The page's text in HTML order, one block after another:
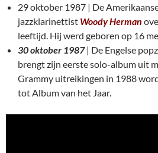
29 oktober 1987 | De
jazzklarinettist Woody Herman
leeftijd. Hij werd geboren op 16
30 oktober 1987| De Engelse
brengt zijn eerste solo-album uit
Grammy uitreikingen in 1988
tot Album van het Jaar.